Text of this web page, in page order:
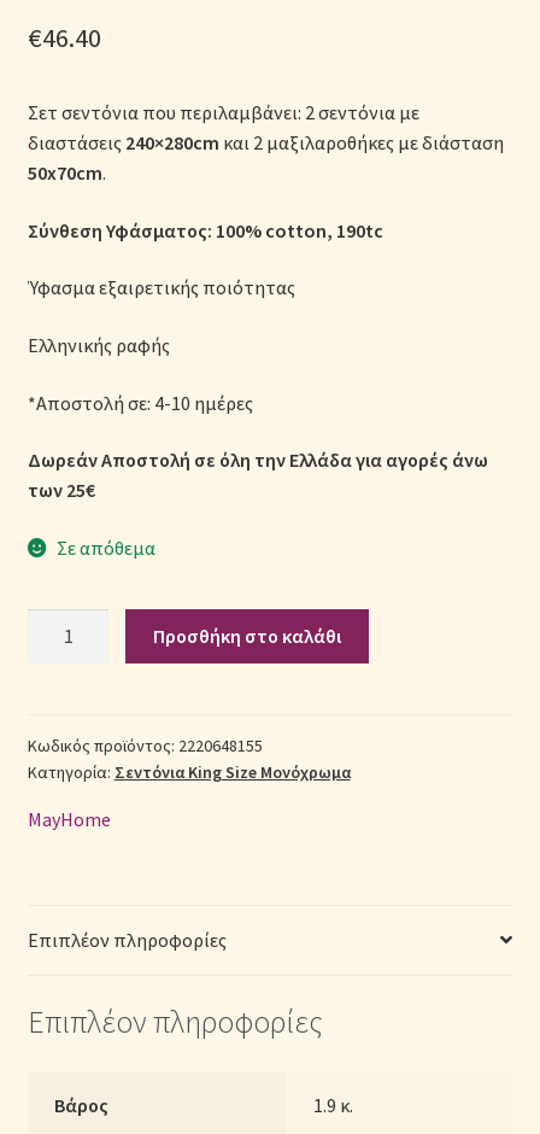
Όροι Χρήσης
Παπλώματα για Ζεστασιά & Άνεση
Παπλωματοθήκες
Πικέ Κουβέρτες
Πληρωμές
€46.40
Σετ σεντόνια που περιλαμβάνει: 2 σεντόνια με
διαστάσεις240×280cm και 2 μαξιλαροθήκες με διάσταση
50x70cm.
Σύνθεση Υφάσματος: 100% cotton, 190tc
Ύφασμα εξαιρετικής ποιότητας
Ελληνικής ραφής
*Αποστολή σε: 4-10 ημέρες
Δωρεάν Αποστολή σε όλη την Ελλάδα για αγορές άνω
των 25€
Σε απόθεμα
Size
2220648155
280cm
–
Ροζ
Προσθήκη στο καλάθι
Κωδικός προϊόντος: 2220648155
Κατηγορία: Σεντόνια King Size Μονόχρωμα
MayHome
Επιπλέον πληροφορίες
Επιπλέον πληροφορίες
Βάρος 1.9 κ.